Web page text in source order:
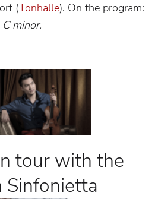
(Tonhalle). On the program:
minor.
tour with the
Sinfonietta